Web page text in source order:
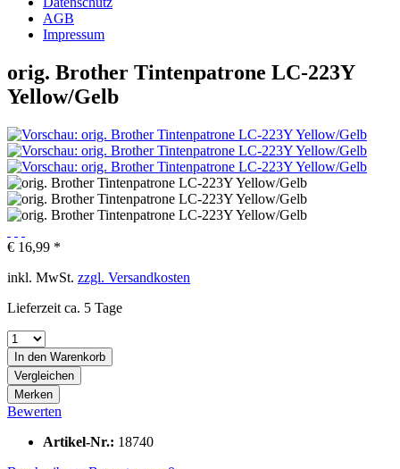
AGB
Impressum
orig. Brother Tintenpatrone LC-223Y
Yellow/Gelb
€ 16,99 *
inkl. MwSt. zzgl. Versandkosten
Lieferzeit ca. 5 Tage
In den Warenkorb
Vergleichen
Merken
Bewerten
Artikel-Nr.: 18740